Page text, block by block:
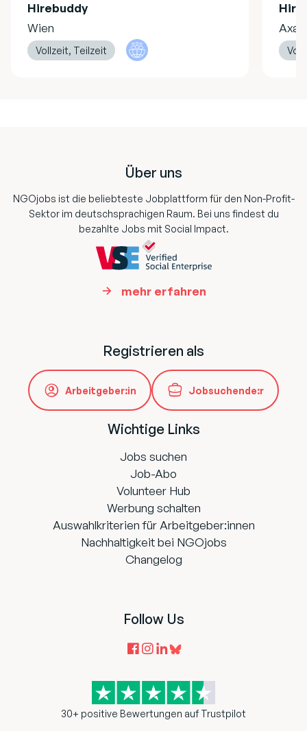
Hirebuddy
Wien
Vollzeit, Teilzeit
Über uns
NGOjobs ist die beliebteste Jobplattform für den Non-Profit-
Sektor im deutschsprachigen Raum. Bei uns findest du
bezahlte Jobs mit Social Impact.
mehr erfahren
Registrieren als
Arbeitgeber:in Jobsuchende:r
Wichtige Links
Jobs suchen
Job-Abo
Volunteer Hub
Werbung schalten
Auswahlkriterien für Arbeitgeber:innen
Nachhaltigkeit bei NGOjobs
Changelog
Follow Us
30+ positive Bewertungen auf Trustpilot